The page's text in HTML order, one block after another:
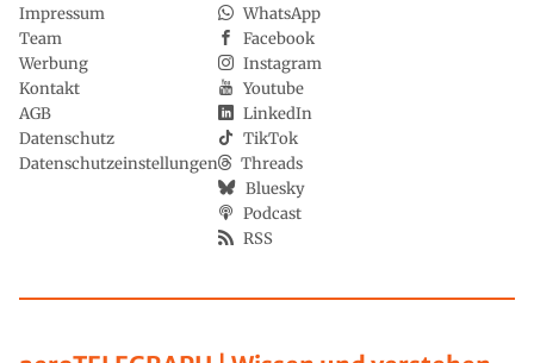
Impressum
Team
Werbung
Kontakt
AGB
Datenschutz
Datenschutzeinstellungen
WhatsApp
Facebook
Instagram
Youtube
LinkedIn
TikTok
Threads
Bluesky
Podcast
RSS